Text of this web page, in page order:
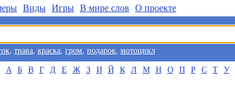
Виды Игры В мире слов О проекте
, трава, краска, гром, подарок, мотоцикл
А Б В Г Д Е Ж З И Й К Л М Н О П Р С Т У